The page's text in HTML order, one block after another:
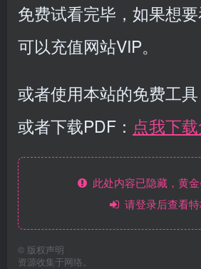
免费试看完毕，如果想要
可以充值网站VIP。
或者使用本站的免费工
或者下载PDF： 点我下
此处内容已隐藏，黄金
请登录后查看特
© 版权声明
资源收集于网络。